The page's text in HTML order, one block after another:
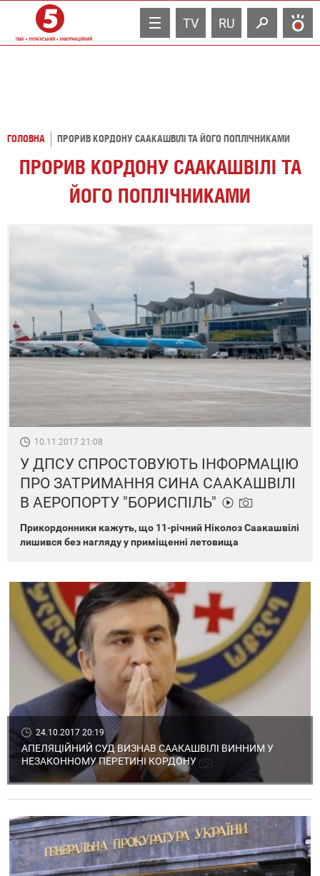
TV RU
ГОЛОВНА ПРОРИВ КОРДОНУ СААКАШВІЛІ ТА ЙОГО ПОПЛІЧНИКАМИ
ПРОРИВ КОРДОНУ СААКАШВІЛІ ТА
ЙОГО ПОПЛІЧНИКАМИ
10.11.2017 21:08
У ДПСУ СПРОСТОВУЮТЬ ІНФОРМАЦІЮ
ПРО ЗАТРИМАННЯ СИНА СААКАШВІЛІ
В АЕРОПОРТУ "БОРИСПІЛЬ"
Прикордонники кажуть, що 11-річний Ніколоз Саакашвілі
лишився без нагляду у приміщенні летовища
24.10.2017 20:19
АПЕЛЯЦІЙНИЙ СУД ВИЗНАВ СААКАШВІЛІ ВИННИМ У
НЕЗАКОННОМУ ПЕРЕТИНІ КОРДОНУ